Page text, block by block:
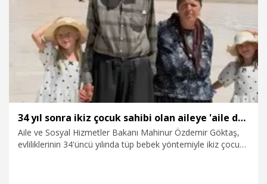
34 yıl sonra ikiz çocuk sahibi olan aileye 'aile danışmanlığı' desteği
Aile ve Sosyal Hizmetler Bakanı Mahinur Özdemir Göktaş,
evliliklerinin 34'üncü yılında tüp bebek yöntemiyle ikiz çocuk